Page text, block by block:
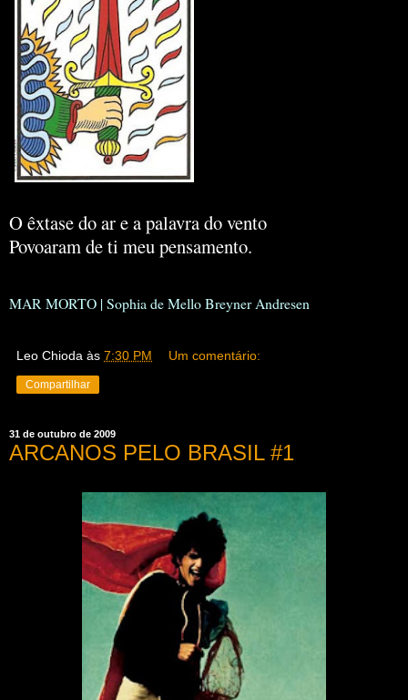
O êxtase do ar e a palavra do vento
Povoaram de ti meu pensamento.
MAR MORTO | Sophia de Mello Breyner Andresen
Leo Chioda às 7:30 PM Um comentário:
Compartilhar
31 de outubro de 2009
ARCANOS PELO BRASIL #1